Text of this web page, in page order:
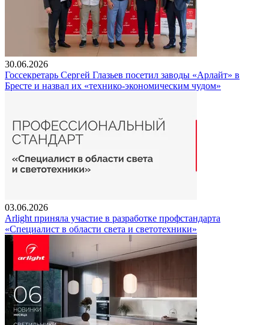
30.06.2026
Госсекретарь Сергей Глазьев посетил заводы «Арлайт» в
Бресте и назвал их «технико-экономическим чудом»
03.06.2026
Arlight приняла участие в разработке профстандарта
«Специалист в области света и светотехники»